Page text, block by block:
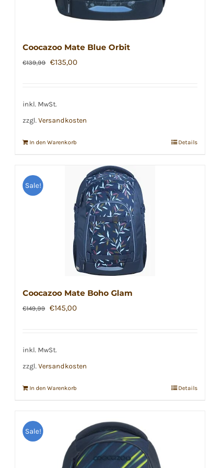
Coocazoo Mate Blue Orbit
€139,99 Ursprünglicher
€139,99
€135,00
inkl. MwSt.
zzgl. Versandkosten
In den Warenkorb Details
Sale!
Coocazoo Mate Boho Glam
€149,99 Ursprünglicher
€149,99
€145,00
inkl. MwSt.
zzgl. Versandkosten
In den Warenkorb Details
Sale!